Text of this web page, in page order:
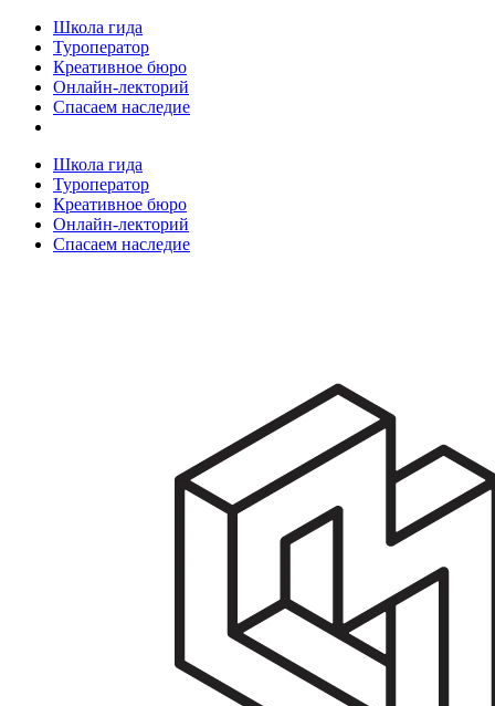
Школа гида
Туроператор
Креативное бюро
Онлайн-лекторий
Спасаем наследие
Школа гида
Туроператор
Креативное бюро
Онлайн-лекторий
Спасаем наследие